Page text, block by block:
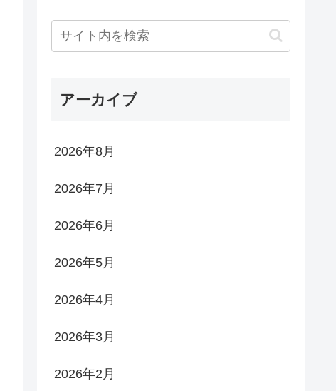
アーカイブ
2026年8月
2026年7月
2026年6月
2026年5月
2026年4月
2026年3月
2026年2月